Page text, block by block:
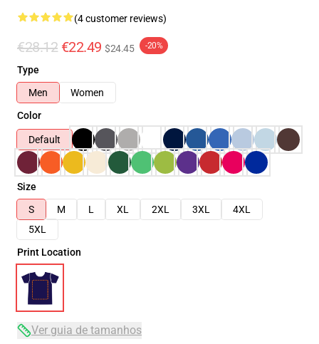
(4 customer reviews)
€28.12 €22.49 $24.45 -20%
Type
Men
Women
Color
Default
Size
S
M L XL 2XL 3XL
4XL
5XL
Print Location
Ver guia de tamanhos